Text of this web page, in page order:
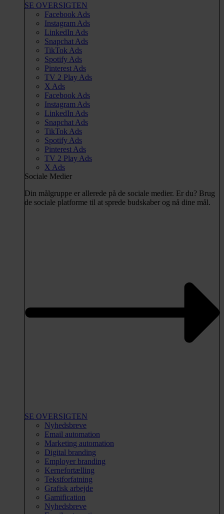
SE OVERSIGTEN
Facebook Ads
Instagram Ads
LinkedIn Ads
Snapchat Ads
TikTok Ads
Spotify Ads
Pinterest Ads
TV 2 Play Ads
X Ads
Facebook Ads
Instagram Ads
LinkedIn Ads
Snapchat Ads
TikTok Ads
Spotify Ads
Pinterest Ads
TV 2 Play Ads
X Ads
Sociale Medier
Din målgruppe er allerede på de sociale medier. Er du? Brug
de sociale platforme til at sprede budskaber og nå dine mål.
SE OVERSIGTEN
Nyhedsbreve
Email automation
Marketing automation
Digital branding
Employer branding
Kernefortælling
Tekstforfatning
Grafisk arbejde
Gamification
Nyhedsbreve